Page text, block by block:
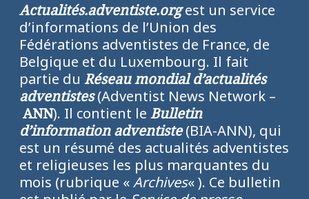
Actualités.adventiste.orgest un service
d’informations de l’Union des
Fédérations adventistes de France, de
Belgique et du Luxembourg. Il fait
partie du Réseau mondial d’actualités
adventistes(Adventist News Network –
ANN). Il contient le Bulletin
d’information adventiste(BIA-ANN), qui
est un résumé des actualités adventistes
et religieuses les plus marquantes du
mois (rubrique «Archives« ). Ce bulletin